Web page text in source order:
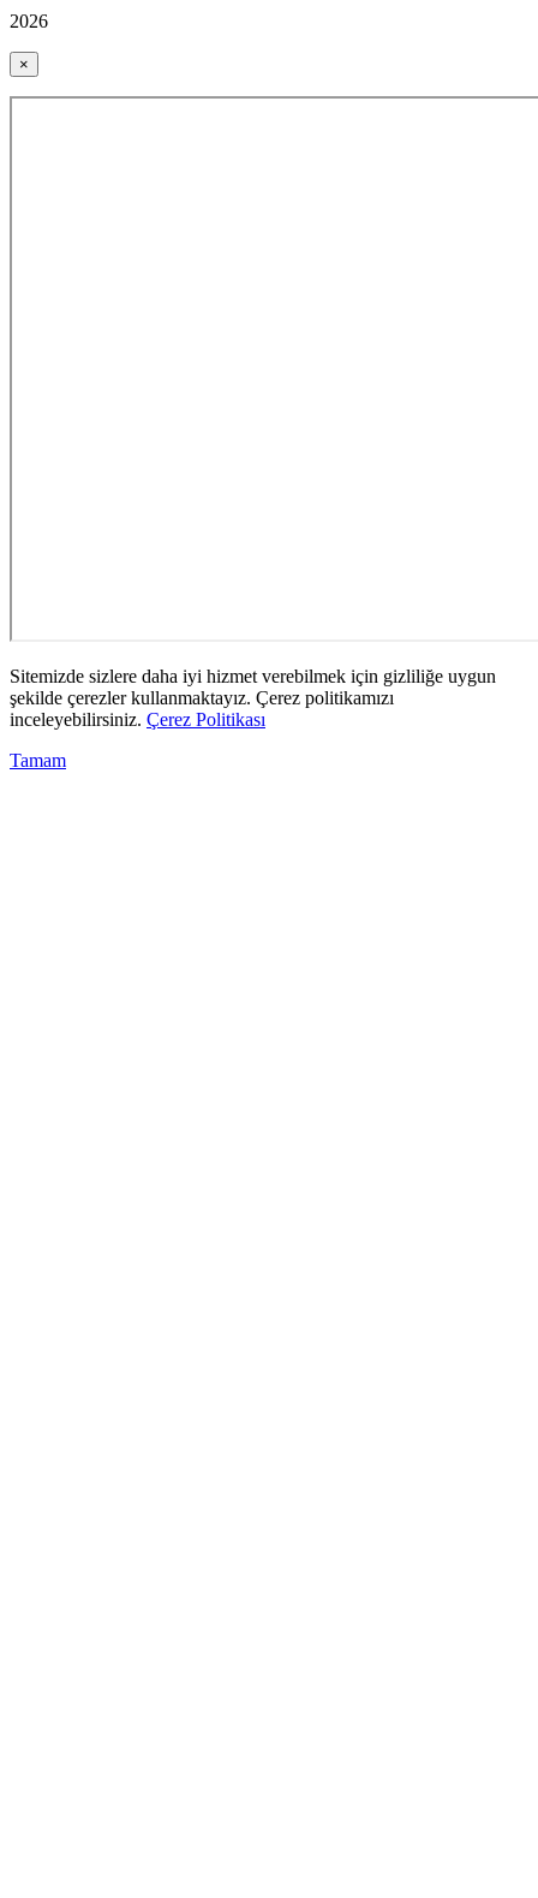
2026
×
Sitemizde sizlere daha iyi hizmet verebilmek için gizliliğe uygun
şekilde çerezler kullanmaktayız. Çerez politikamızı
inceleyebilirsiniz. Çerez Politikası
Tamam